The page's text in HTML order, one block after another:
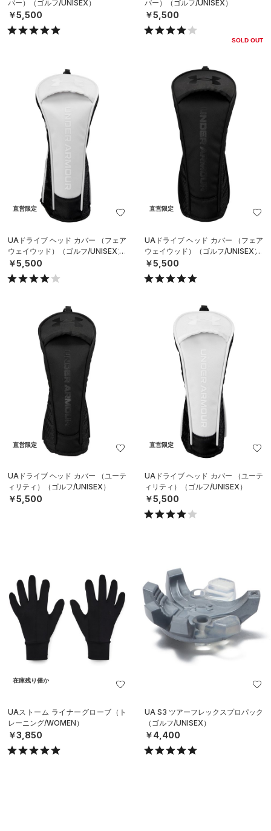
バー）（ゴルフ/UNISEX）
￥5,500
バー）（ゴルフ/UNISEX）
￥5,500
SOLD OUT
直営限定
UAドライブ ヘッド カバー （フェア
ウェイウッド）（ゴルフ/UNISEX）
￥5,500
直営限定
UAドライブ ヘッド カバー （フェア
ウェイウッド）（ゴルフ/UNISEX）
￥5,500
直営限定
UAドライブ ヘッド カバー （ユーテ
ィリティ）（ゴルフ/UNISEX）
￥5,500
直営限定
UAドライブ ヘッド カバー （ユーテ
ィリティ）（ゴルフ/UNISEX）
￥5,500
在庫残り僅か
UAストーム ライナーグローブ（ト
レーニング/WOMEN）
￥3,850
UA S3 ツアーフレックスプロパック
（ゴルフ/UNISEX）
￥4,400